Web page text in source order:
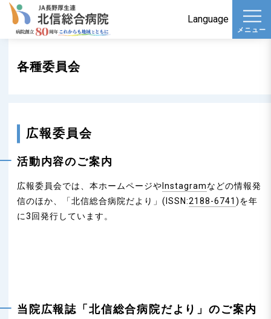
Language
t
o
g
a
メニュー
各種委員会
広報委員会
活動内容のご案内
広報委員会では、本ホームページや Instagramなどの情報発
信のほか、「北信総合病院だより」(ISSN:2188-6741 )を年
に3回発行しています。
当院広報誌「北信総合病院だより」のご案内